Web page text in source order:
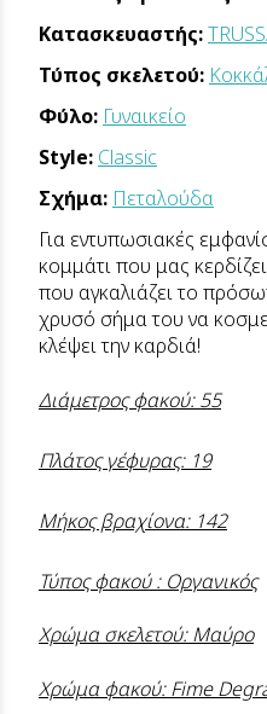
Κατασκευαστής:
Τύπος σκελετού:
Φύλο: Γυναικείο
Style: Classic
Σχήμα: Πεταλούδα
Για εντυπωσιακές
κομμάτι που μας
που αγκαλιάζει το
χρυσό σήμα του να
κλέψει την καρδιά!
Διάμετρος φακού: 55
Πλάτος γέφυρας: 19
Μήκος βραχίονα: 142
Τύπος φακού : Οργανικός
Χρώμα σκελετού: Μαύρο
Χρώμα φακού: Fime